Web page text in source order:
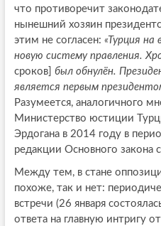
что противоречит
нынешний хозяин
этим не согласен: «Турция на
новую систему правления.
сроков] был обнулён.
является первым
Разумеется, аналогичного
Министерство юстиции
Эрдогана в 2014 году в
редакции Основного закона
Между тем, в стане
похоже, так и нет:
встречи (26 января
ответа на главную интригу